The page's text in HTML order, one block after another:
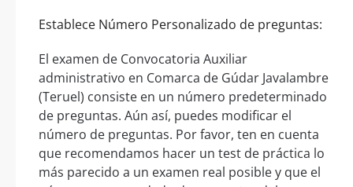
Establece Número Personalizado de preguntas:
El examen de Convocatoria Auxiliar
administrativo en Comarca de Gúdar Javalambre
(Teruel) consiste en un número predeterminado
de preguntas. Aún así, puedes modificar el
número de preguntas. Por favor, ten en cuenta
que recomendamos hacer un test de práctica lo
más parecido a un examen real posible y que el